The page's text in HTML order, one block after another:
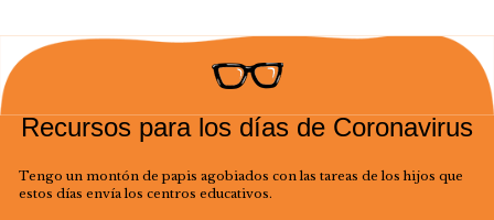
Recursos para los días de Coronavirus
Tengo un montón de papis agobiados con las tareas de los hijos que
estos días envía los centros educativos.